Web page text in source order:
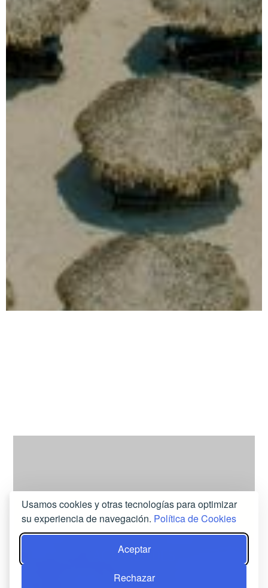
Usamos cookies y otras tecnologías para optimizar
su experiencia de navegación. Política de Cookies
Aceptar
Rechazar
ACTIVIDADES